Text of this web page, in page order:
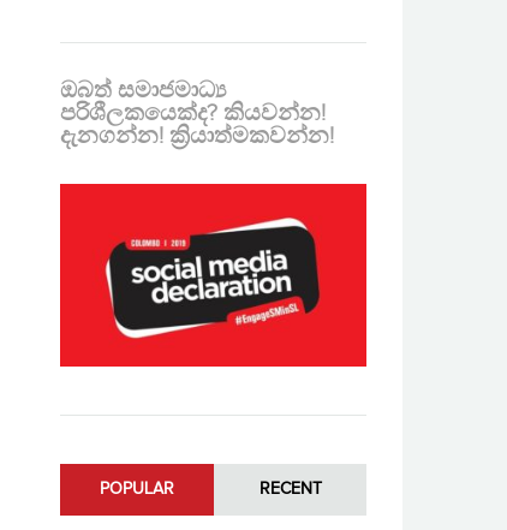
ඔබත් සමාජමාධ්‍ය
පරිශීලකයෙක්ද? කියවන්න!
දැනගන්න! ක්‍රියාත්මකවන්න!
POPULAR RECENT